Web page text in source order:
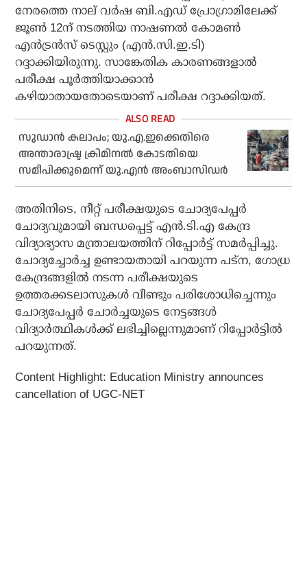
നേരത്തെ നാല് വര്‍ഷ ബി.എഡ് പ്രോഗ്രാമിലേക്ക്
ജൂണ്‍ 12ന് നടത്തിയ നാഷണല്‍ കോമണ്‍
എന്‍ട്രന്‍സ് ടെസ്റ്റും (എന്‍.സി.ഇ.ടി)
റദ്ദാക്കിയിരുന്നു. സാങ്കേതിക കാരണങ്ങളാല്‍
പരീക്ഷ പൂര്‍ത്തിയാക്കാന്‍
കഴിയാതായതോടെയാണ് പരീക്ഷ റദ്ദാക്കിയത്.
സുഡാന്‍ കലാപം; യു.എ.ഇക്കെതിരെ
അന്താരാഷ്ട്ര ക്രിമിനല്‍ കോടതിയെ
സമീപിക്കുമെന്ന് യു.എന്‍ അംബാസിഡര്‍
അതിനിടെ, നീറ്റ് പരീക്ഷയുടെ ചോദ്യപേപ്പര്‍
ചോദ്യവുമായി ബന്ധപ്പെട്ട് എന്‍.ടി.എ കേന്ദ്ര
വിദ്യാഭ്യാസ മന്ത്രാലയത്തിന് റിപ്പോര്‍ട്ട് സമര്‍പ്പിച്ചു.
ചോദ്യച്ചോര്‍ച്ച ഉണ്ടായതായി പറയുന്ന പട്‌ന, ഗോധ്ര
കേന്ദ്രങ്ങളില്‍ നടന്ന പരീക്ഷയുടെ
ഉത്തരക്കടലാസുകള്‍ വീണ്ടും പരിശോധിച്ചെന്നും
ചോദ്യപേപ്പര്‍ ചോര്‍ച്ചയുടെ നേട്ടങ്ങള്‍
വിദ്യാര്‍ത്ഥികള്‍ക്ക് ലഭിച്ചില്ലെന്നുമാണ് റിപ്പോര്‍ട്ടില്‍
പറയുന്നത്.
Content Highlight: Education Ministry announces
cancellation of UGC-NET